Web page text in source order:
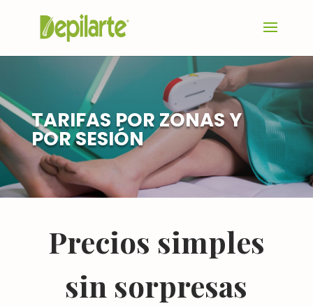
TARIFAS POR ZONAS Y
POR SESIÓN
Precios simples
sin sorpresas